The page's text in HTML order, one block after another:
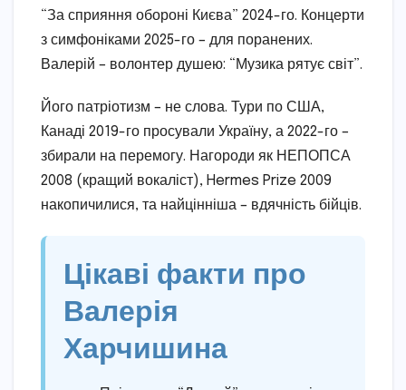
“За сприяння обороні Києва” 2024-го. Концерти
з симфоніками 2025-го – для поранених.
Валерій – волонтер душею: “Музика рятує світ”.
Його патріотизм – не слова. Тури по США,
Канаді 2019-го просували Україну, а 2022-го –
збирали на перемогу. Нагороди як НЕПОПСА
2008 (кращий вокаліст), Hermes Prize 2009
накопичилися, та найцінніша – вдячність бійців.
Цікаві факти про
Валерія
Харчишина